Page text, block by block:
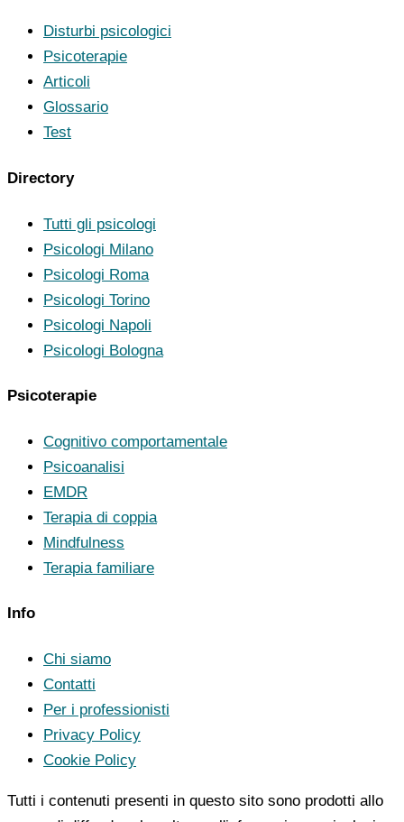
Disturbi psicologici
Psicoterapie
Articoli
Glossario
Test
Directory
Tutti gli psicologi
Psicologi Milano
Psicologi Roma
Psicologi Torino
Psicologi Napoli
Psicologi Bologna
Psicoterapie
Cognitivo comportamentale
Psicoanalisi
EMDR
Terapia di coppia
Mindfulness
Terapia familiare
Info
Chi siamo
Contatti
Per i professionisti
Privacy Policy
Cookie Policy
Tutti i contenuti presenti in questo sito sono prodotti allo